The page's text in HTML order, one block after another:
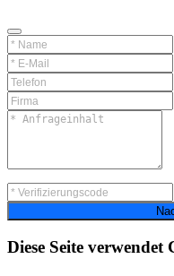
Diese Seite verwendet